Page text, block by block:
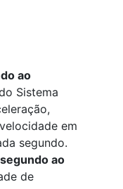
ao
Sistema
em
segundo.
ao
de